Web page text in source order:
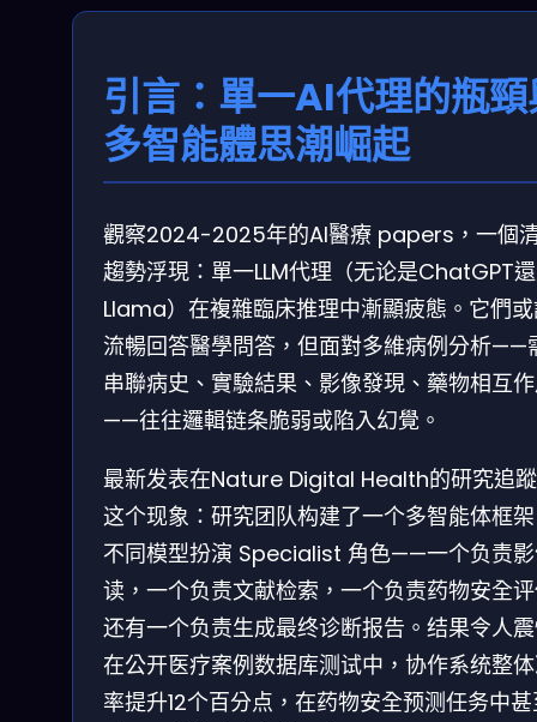
引言：單一AI代理的瓶
多智能體思潮崛起
觀察2024-2025年的AI醫療 papers，一個
趨勢浮現：單一LLM代理（无论是ChatGPT
Llama）在複雜臨床推理中漸顯疲態。它們
流暢回答醫學問答，但面對多維病例分析——
串聯病史、實驗結果、影像發現、藥物相互
——往往邏輯链条脆弱或陷入幻覺。
最新发表在Nature Digital Health的研究追
这个现象：研究团队构建了一个多智能体框
不同模型扮演 Specialist 角色——一个负责
读，一个负责文献检索，一个负责药物安全
还有一个负责生成最终诊断报告。结果令人
在公开医疗案例数据库测试中，协作系统整
率提升12个百分点，在药物安全预测任务中